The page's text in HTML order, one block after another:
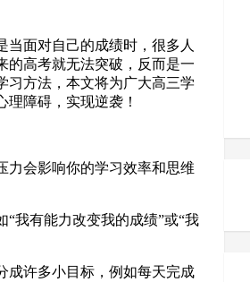
面对自己的成绩时，很多人
的高考就无法突破，反而是一
习方法，本文将为广大高三学
障碍，实现逆袭！
力会影响你的学习效率和思维
我有能力改变我的成绩”或“我
成许多小目标，例如每天完成